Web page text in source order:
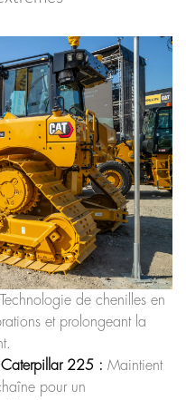
Technologie de chenilles en
et prolongeant la
Caterpillar 225 : Maintient
pour un